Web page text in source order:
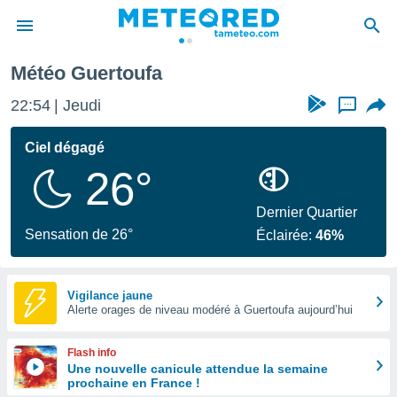
de
Météo Guertoufa
22:54 Jeudi ...
Ciel dégagé
26°
Sensation de 26°
Dernier Quartier
Éclairée:46%
Vigilance jaune
Alerte orages de niveau modéré à Guertoufa aujourd’hui
Flash info
Une nouvelle canicule attendue la semaine
prochaine en France !